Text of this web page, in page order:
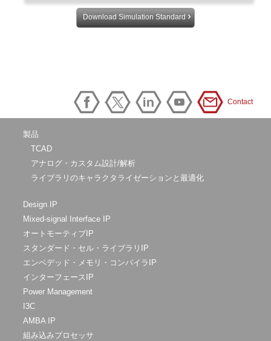
Download Simulation Standard
Contact
製品
TCAD
アナログ・カスタム設計/解析
ライブラリのキャラクタライゼーションと最適化
Design IP
Mixed-signal Interface IP
オートモーティブIP
スタンダード・セル・ライブラリIP
エンベデッド・メモリ・コンパイラIP
インターフェースIP
Power Management
I3C
AMBA IP
組み込みプロセッサ